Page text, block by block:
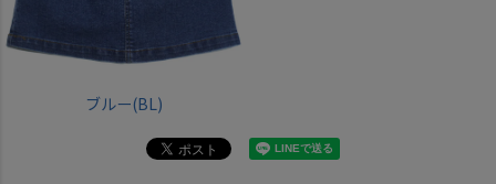
ブルー(BL)